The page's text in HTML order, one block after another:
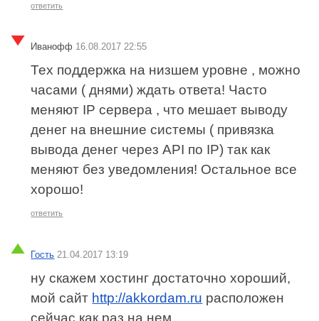
ответить
Иванофф 16.08.2017 22:55
Тех поддержка на низшем уровне , можно
часами ( днями) ждать ответа! Часто
меняют IP сервера , что мешает выводу
денег на внешние системы ( привязка
вывода денег через API по IP) так как
меняют без уведомления! Остальное все
хорошо!
ответить
Гость 21.04.2017 13:19
ну скажем хостинг достаточно хороший,
мой сайт http://akkordam.ru расположен
сейчас как раз на нем.